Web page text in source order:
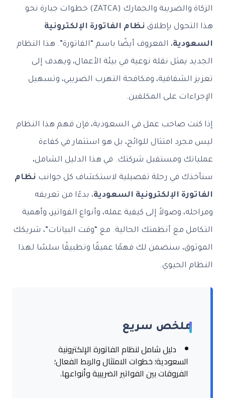
الزكاة والضريبة والجمارك (ZATCA) خطوات جبارة نحو
هذا التحول بإطلاق نظام الفاتورة الإلكترونية
السعودية، المعروف أيضًا باسم “الفاتورة”. هذا النظام
الجديد يمثل نقلة نوعية في بيئة الأعمال، ويهدف إلى
تعزيز الشفافية، ومكافحة التهرب الضريبي، وتسهيل
الإجراءات على المكلفين.
إذا كنت صاحب عمل في السعودية، فإن فهم هذا النظام
ليس مجرد امتثال للوائح، بل هو استثمار في كفاءة
عملياتك ومستقبل شركتك. في هذا الدليل الشامل،
سنأخذك في رحلة تفصيلية لاستكشاف كل جوانب نظام
الفاتورة الإلكترونية السعودية، بدءًا من تعريفه
ومراحله، وصولاً إلى كيفية عمله، وأنواع الفواتير، وأهمية
التكامل مع أنظمتك الحالية. مع “وقت البيانات”، شريكك
الموثوق، سنضمن لك فهمًا عميقًا وتطبيقًا سلسًا لهذا
النظام الحيوي.
ملخص سريع
دليل شامل لنظام الفاتورة الإلكترونية
السعودية؛ خطوات الامتثال والربط الفعال؛
الفروقات بين الفواتير الضريبية وأنواعها.